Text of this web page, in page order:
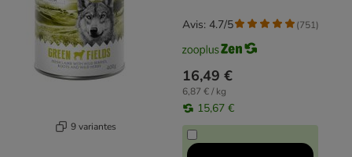
9 variantes
16,49 €
6,87 € / kg
15,67 €
Avis: 4.7/5 (751)